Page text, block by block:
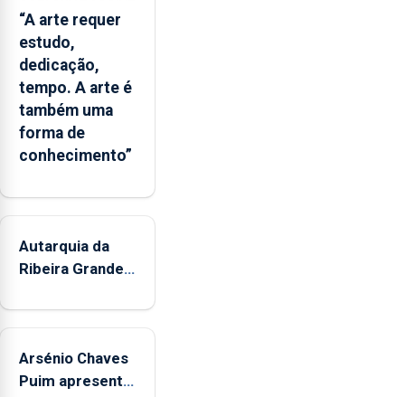
objetivo
de
diminuir
consumos
excessivos
e
comportamentos
de
Pedro
elogia
o
introduzido
Madeira.
“A arte requer
estudo,
dedicação,
tempo. A arte é
também uma
forma de
conhecimento”
Autarquia da
Ribeira Grande
iniciativa
Verão"
Arsénio Chaves
Puim apresenta